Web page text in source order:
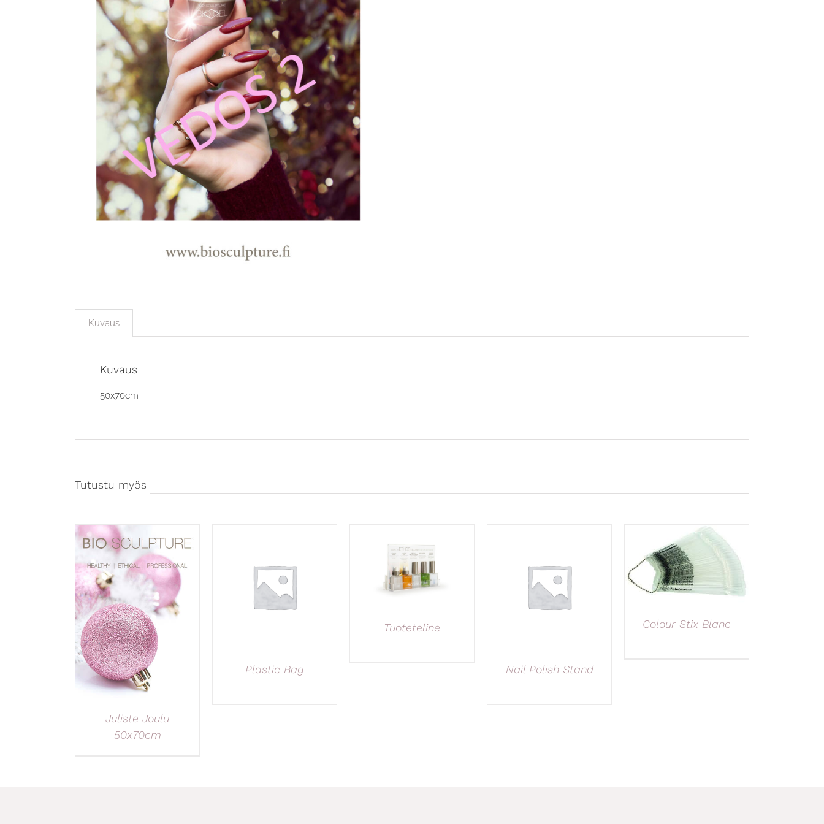
Kuvaus
Kuvaus
50x70cm
Tutustu myös
Juliste Joulu
50x70cm
Plastic Bag
Tuoteteline
Nail Polish Stand
Colour Stix Blanc